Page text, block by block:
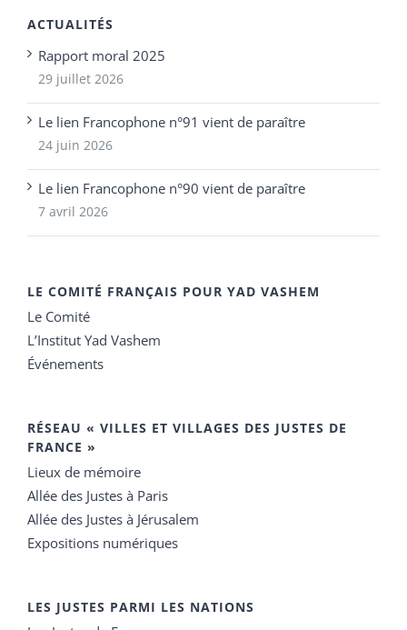
ACTUALITÉS
Rapport moral 2025
29 juillet 2026
Le lien Francophone n°91 vient de paraître
24 juin 2026
Le lien Francophone n°90 vient de paraître
7 avril 2026
LE COMITÉ FRANÇAIS POUR YAD VASHEM
Le Comité
L’Institut Yad Vashem
Événements
RÉSEAU « VILLES ET VILLAGES DES JUSTES DE
FRANCE »
Lieux de mémoire
Allée des Justes à Paris
Allée des Justes à Jérusalem
Expositions numériques
LES JUSTES PARMI LES NATIONS